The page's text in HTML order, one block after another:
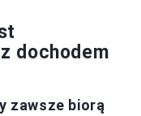
dochodem
zawsze biorą